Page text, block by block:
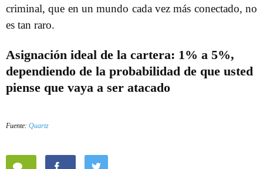
criminal, que en un mundo cada vez más conectado, no
es tan raro.
Asignación ideal de la cartera: 1% a 5%,
dependiendo de la probabilidad de que usted
piense que vaya a ser atacado
Fuente: Quartz